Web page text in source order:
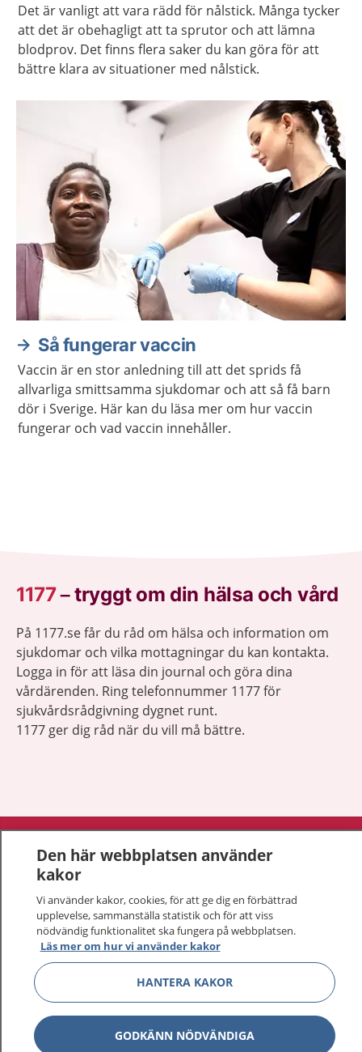
Det är vanligt att vara rädd för nålstick. Många tycker
att det är obehagligt att ta sprutor och att lämna
blodprov. Det finns flera saker du kan göra för att
bättre klara av situationer med nålstick.
Så fungerar vaccin
Vaccin är en stor anledning till att det sprids få
allvarliga smittsamma sjukdomar och att så få barn
dör i Sverige. Här kan du läsa mer om hur vaccin
fungerar och vad vaccin innehåller.
1177–tryggt om din hälsa och vård
På 1177.se får du råd om hälsa och information om
sjukdomar och vilka mottagningar du kan kontakta.
Logga in för att läsa din journal och göra dina
vårdärenden. Ring telefonnummer 1177 för
sjukvårdsrådgivning dygnet runt.
1177 ger dig råd när du vill må bättre.
Visa
Om 1177
Kontakt
Behandling av personuppgifter
Hantering av kakor
Den här webbplatsen använder
kakor
Vi använder kakor, cookies, för att ge dig en förbättrad
upplevelse, sammanställa statistik och för att viss
nödvändig funktionalitet ska fungera på webbplatsen.
Läs mer om hur vi använder kakor
HANTERA KAKOR
GODKÄNN NÖDVÄNDIGA